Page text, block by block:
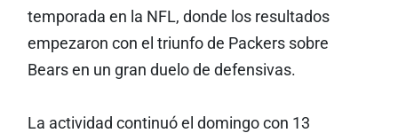
temporada en la NFL, donde los resultados
empezaron con el triunfo de Packers sobre
Bears en un gran duelo de defensivas.
La actividad continuó el domingo con 13